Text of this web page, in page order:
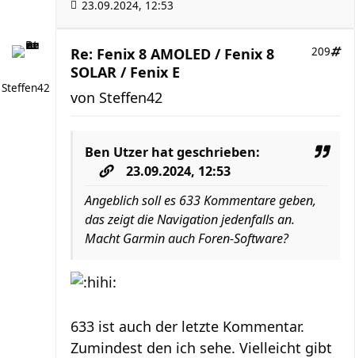
23.09.2024, 12:53
Steffen42
Re: Fenix 8 AMOLED / Fenix 8
SOLAR / Fenix E
209
von Steffen42
Ben Utzer hat geschrieben:
23.09.2024, 12:53
Angeblich soll es 633 Kommentare geben,
das zeigt die Navigation jedenfalls an.
Macht Garmin auch Foren-Software?
633 ist auch der letzte Kommentar.
Zumindest den ich sehe. Vielleicht gibt